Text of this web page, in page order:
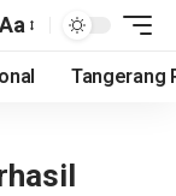
Aa
Tangerang